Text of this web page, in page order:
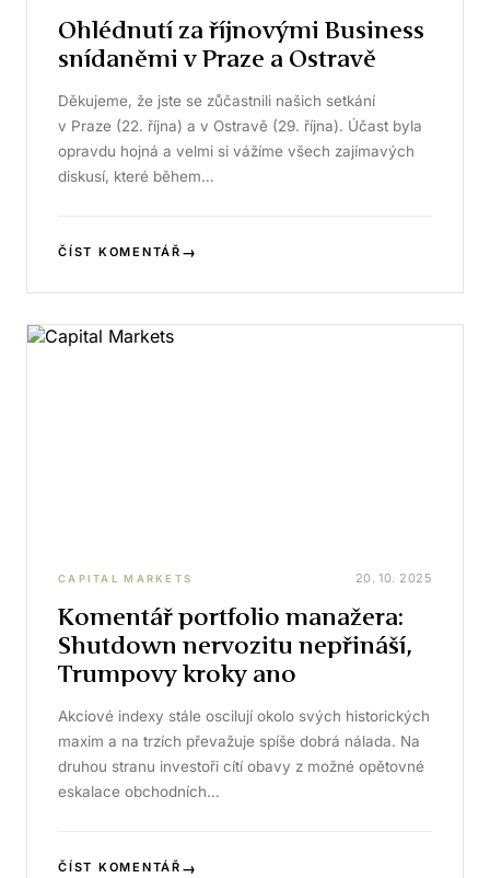
Ohlédnutí za říjnovými Business
snídaněmi v Praze a Ostravě
Děkujeme, že jste se zůčastnili našich setkání
v Praze (22. října) a v Ostravě (29. října). Účast byla
opravdu hojná a velmi si vážíme všech zajímavých
diskusí, které během…
ČÍST KOMENTÁŘ →
CAPITAL MARKETS 20. 10. 2025
Komentář portfolio manažera:
Shutdown nervozitu nepřináší,
Trumpovy kroky ano
Akciové indexy stále oscilují okolo svých historických
maxim a na trzích převažuje spíše dobrá nálada. Na
druhou stranu investoři cítí obavy z možné opětovné
eskalace obchodních…
ČÍST KOMENTÁŘ →